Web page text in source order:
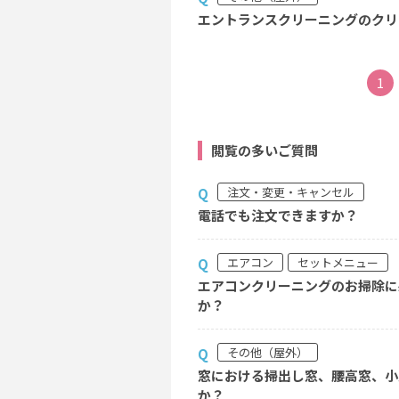
エントランスクリーニングのク
1
閲覧の多いご質問
Q 注文・変更・キャンセル
電話でも注文できますか？
Q エアコン セットメニュー
エアコンクリーニングのお掃除
か？
Q その他（屋外）
窓における掃出し窓、腰高窓、
か？